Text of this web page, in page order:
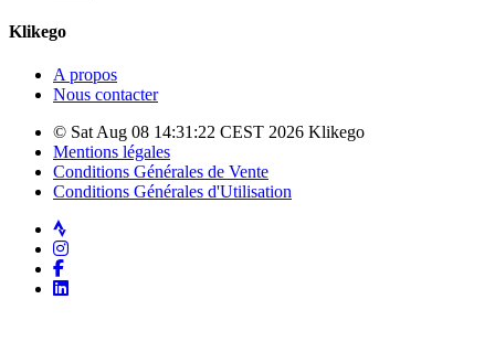
Klikego
A propos
Nous contacter
© Sat Aug 08 14:31:22 CEST 2026 Klikego
Mentions légales
Conditions Générales de Vente
Conditions Générales d'Utilisation
Strava
Instagram
Facebook
LinkedIn